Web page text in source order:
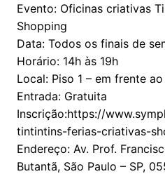
Evento: Oficinas criativas
Shopping
Data: Todos os finais de
Horário: 14h às 19h
Local: Piso 1 – em frente
Entrada: Gratuita
Inscrição:https://
tintintins-ferias-criativas-
Endereço: Av. Prof.
Butantã, São Paulo – SP,